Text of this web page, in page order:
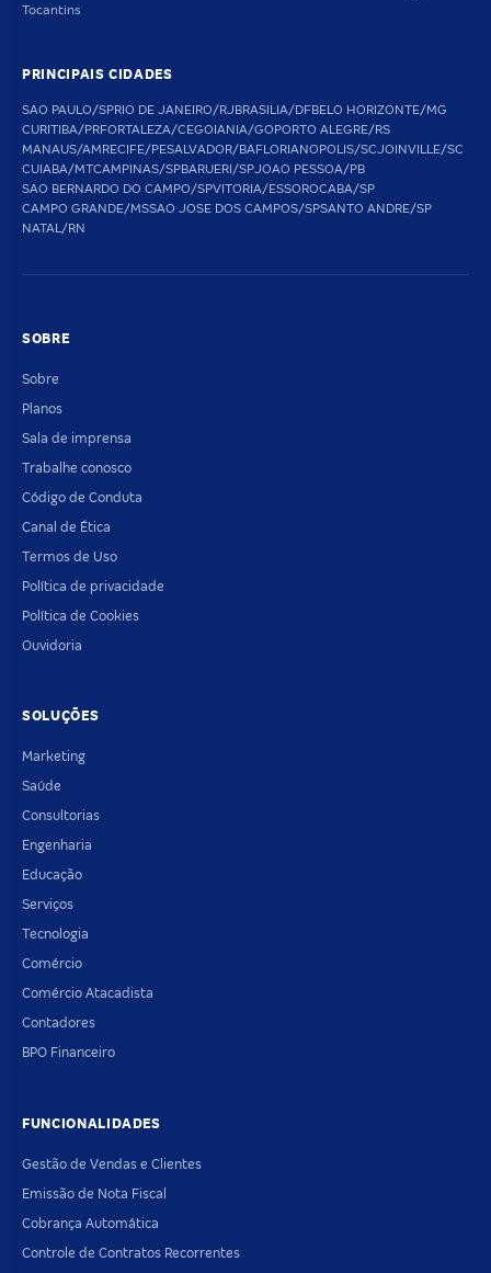
Tocantins
PRINCIPAIS CIDADES
SAO PAULO/SPRIO DE JANEIRO/RJBRASILIA/DFBELO HORIZONTE/MG
CURITIBA/PRFORTALEZA/CEGOIANIA/GOPORTO ALEGRE/RS
MANAUS/AMRECIFE/PESALVADOR/BAFLORIANOPOLIS/SCJOINVILLE/SC
CUIABA/MTCAMPINAS/SPBARUERI/SPJOAO PESSOA/PB
SAO BERNARDO DO CAMPO/SPVITORIA/ESSOROCABA/SP
CAMPO GRANDE/MSSAO JOSE DOS CAMPOS/SPSANTO ANDRE/SP
NATAL/RN
SOBRE
Sobre
Planos
Sala de imprensa
Trabalhe conosco
Código de Conduta
Canal de Ética
Termos de Uso
Política de privacidade
Política de Cookies
Ouvidoria
SOLUÇÕES
Marketing
Saúde
Consultorias
Engenharia
Educação
Serviços
Tecnologia
Comércio
Comércio Atacadista
Contadores
BPO Financeiro
FUNCIONALIDADES
Gestão de Vendas e Clientes
Emissão de Nota Fiscal
Cobrança Automática
Controle de Contratos Recorrentes